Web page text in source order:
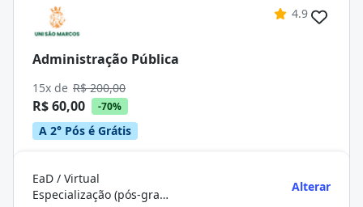
4.9
Administração Pública
15x de R$ 200,00
R$ 60,00 -70%
A 2° Pós é Grátis
EaD / Virtual
Especialização (pós-graduação)
Alterar